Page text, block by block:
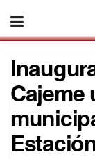
Cajeme